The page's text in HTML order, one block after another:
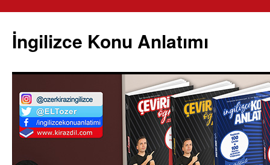
İngilizce Konu Anlatımı